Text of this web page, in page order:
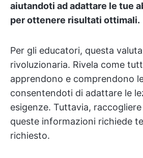
aiutandoti ad adattare le tue
per ottenere risultati ottimali.
Per gli educatori, questa
rivoluzionaria. Rivela come
apprendono e comprendono
consentendoti di adattare le
esigenze. Tuttavia,
queste informazioni richiede
richiesto.